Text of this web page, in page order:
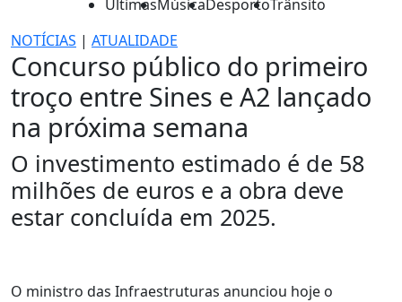
ÚltimasMúsicaDesportoTrânsito
NOTÍCIAS | ATUALIDADE
Concurso público do primeiro
troço entre Sines e A2 lançado
na próxima semana
O investimento estimado é de 58
milhões de euros e a obra deve
estar concluída em 2025.
O ministro das Infraestruturas anunciou hoje o